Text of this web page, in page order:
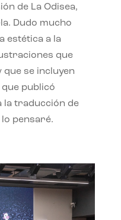
de La Odisea,
Dudo mucho
estética a la
que
que se incluyen
que publicó
la traducción de
pensaré.